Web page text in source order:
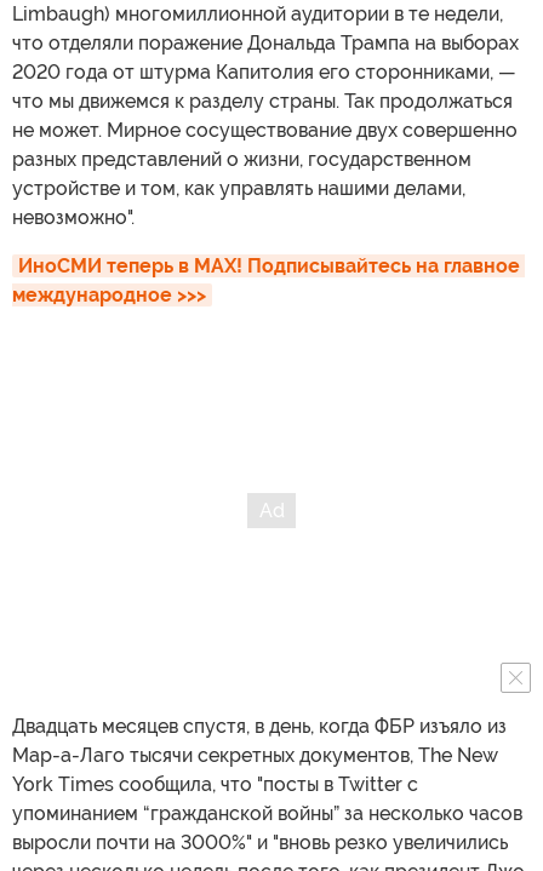
Limbaugh) многомиллионной аудитории в те недели,
что отделяли поражение Дональда Трампа на выборах
2020 года от штурма Капитолия его сторонниками, —
что мы движемся к разделу страны. Так продолжаться
не может. Мирное сосуществование двух совершенно
разных представлений о жизни, государственном
устройстве и том, как управлять нашими делами,
невозможно".
ИноСМИ теперь в MAX! Подписывайтесь на главное
международное >>>
Двадцать месяцев спустя, в день, когда ФБР изъяло из
Мар-а-Лаго тысячи секретных документов, The New
York Times сообщила, что "посты в Twitter с
упоминанием “гражданской войны” за несколько часов
выросли почти на 3000%" и "вновь резко увеличились